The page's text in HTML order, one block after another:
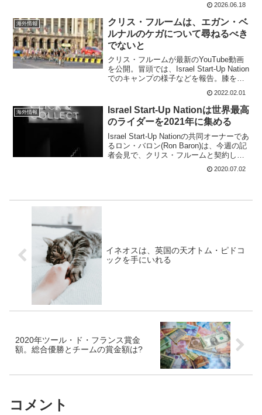
ヨハネセン 2024 ジョバンニ・アレオッ
ティ 202...
2026.06.18
海外情報
クリス・フルームは、エガン・ベ
ルナルのケガについて尋ねるべき
でないと
クリス・フルームが最新のYouTube動画
を公開。冒頭では、Israel Start-Up Nation
でのキャンプの様子などを報告。膝を痛
めたと言っているけど、遠くに見える山
まで行くとか、もがいている様子を見せ
てくれたりと、かなり回復して...
2022.02.01
海外情報
Israel Start-Up Nationは世界最高
のライダーを2021年に集める
Israel Start-Up Nationの共同オーナーであ
るロン・バロン(Ron Baron)は、今週の記
者会見で、クリス・フルームと契約しよ
うとしているという噂をほとんど払拭し
なかった。バロンは、2021年にはチーム
2020.07.02
イネオスは、英国の天才トム・ピドコ
ックを手にいれる
2020年ツール・ド・フランス賞金
額。総合優勝とチームの賞金額は?
コメント